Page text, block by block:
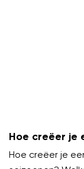
Hoe creëer je
seizoenen?
Hoe creëer je